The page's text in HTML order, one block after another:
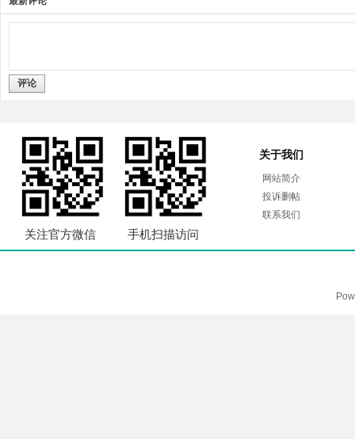
评论
关注官方微信 手机扫描访问
关于我们
网站简介
投诉删帖
联系我们